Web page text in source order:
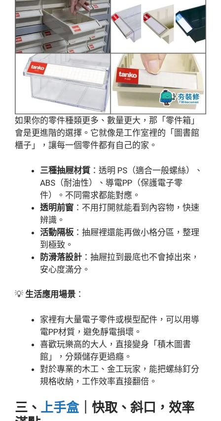
如果你的零件種類更多、數量更大，那「零件箱」
會是更進階的選擇。它就像是工作室裡的「圖書館
櫃子」，讓每一個零件都有自己的家。
三種抽屜材質 ：透明 PS（適合一般螺絲）、
ABS（耐油性）、導電PP（保護電子零
件）。不同需求都能對應。
透明前窗 ：不用打開就能看到內容物，快速
辨識。
活動隔板 ：抽屜裡還能再做小格分區，整理
到極致。
防滑落設計 ：抽屜拉到最底也不會掉出來，
安心度滿分。
💡 生活應用場景 ：
家裡有大量電子零件或模型配件，可以用導
電PP材質，避免靜電損壞。
喜歡玩樂高的大人，直接變身「積木圖書
館」，分類儲存更過癮。
對於專業的木工、金工玩家，能把螺絲釘分
規格收納，工作效率直接翻倍。
三、 上手盒｜快取、斜口，效率